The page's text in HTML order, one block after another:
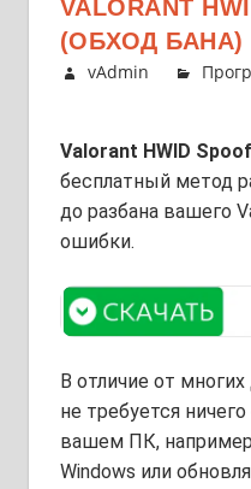
VALORANT
(ОБХОД БАНА)
vAdmin
Valorant HWID
бесплатный метод
до разбана вашего
ошибки.
В отличие от
не требуется
вашем ПК,
Windows или